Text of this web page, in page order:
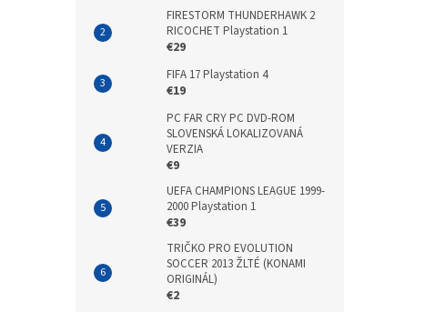
FIRESTORM THUNDERHAWK 2
RICOCHET Playstation 1
€29
FIFA 17 Playstation 4
€19
PC FAR CRY PC DVD-ROM
SLOVENSKÁ LOKALIZOVANÁ
VERZIA
€9
UEFA CHAMPIONS LEAGUE 1999-
2000 Playstation 1
€39
TRIČKO PRO EVOLUTION
SOCCER 2013 ŽLTÉ (KONAMI
ORIGINÁL)
€2